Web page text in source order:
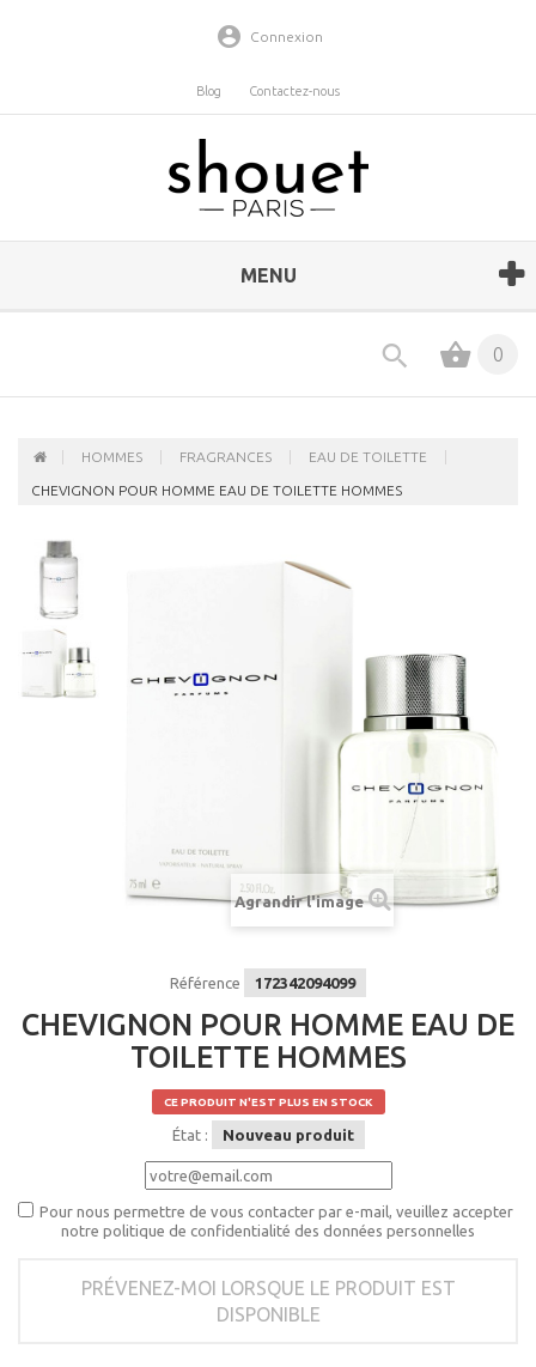
Connexion
Blog Contactez-nous
MENU
0
HOMMES FRAGRANCES EAU DE TOILETTE
CHEVIGNON POUR HOMME EAU DE TOILETTE HOMMES
Agrandir l'image
Référence 172342094099
CHEVIGNON POUR HOMME EAU DE
TOILETTE HOMMES
CE PRODUIT N'EST PLUS EN STOCK
État : Nouveau produit
Pour nous permettre de vous contacter par e-mail, veuillez accepter
notre politique de confidentialité des données personnelles
PRÉVENEZ-MOI LORSQUE LE PRODUIT EST
DISPONIBLE